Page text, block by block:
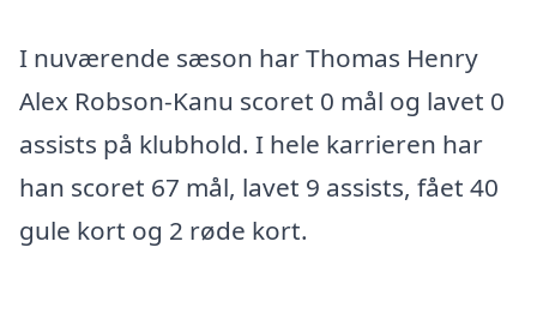
I nuværende sæson har Thomas Henry
Alex Robson-Kanu scoret 0 mål og lavet 0
assists på klubhold. I hele karrieren har
han scoret 67 mål, lavet 9 assists, fået 40
gule kort og 2 røde kort.